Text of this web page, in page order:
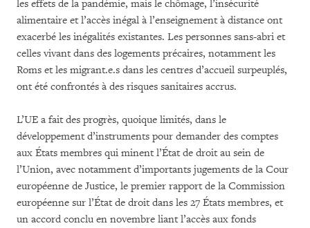
les effets de la pandémie, mais le chômage, l’insécurité
alimentaire et l’accès inégal à l’enseignement à distance ont
exacerbé les inégalités existantes. Les personnes sans-abri et
celles vivant dans des logements précaires, notamment les
Roms et les migrant.e.s dans les centres d’accueil surpeuplés,
ont été confrontés à des risques sanitaires accrus.
L’UE a fait des progrès, quoique limités, dans le
développement d’instruments pour demander des comptes
aux États membres qui minent l’État de droit au sein de
l’Union, avec notamment d’importants jugements de la Cour
européenne de Justice, le premier rapport de la Commission
européenne sur l’État de droit dans les 27 États membres, et
un accord conclu en novembre liant l’accès aux fonds